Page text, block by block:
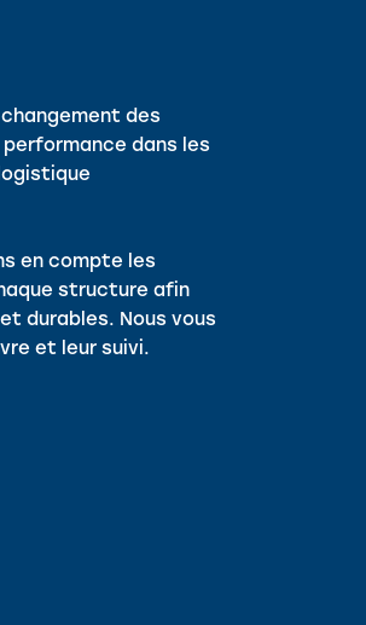
des
dans les
en compte les
structure afin
durables. Nous vous
et leur suivi.